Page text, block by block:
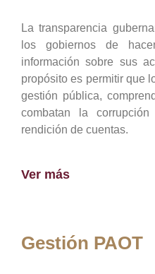
La transparencia
los gobiernos de
información sobre sus
propósito es permitir que
gestión pública,
combatan la
rendición de cuentas.
Ver más
Gestión PAOT